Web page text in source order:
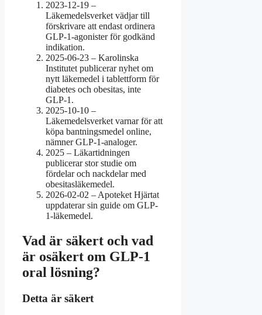
2023-12-19 –
Läkemedelsverket vädjar till
förskrivare att endast ordinera
GLP-1-agonister för godkänd
indikation.
2025-06-23 – Karolinska
Institutet publicerar nyhet om
nytt läkemedel i tablettform för
diabetes och obesitas, inte
GLP-1.
2025-10-10 –
Läkemedelsverket varnar för att
köpa bantningsmedel online,
nämner GLP-1-analoger.
2025 – Läkartidningen
publicerar stor studie om
fördelar och nackdelar med
obesitasläkemedel.
2026-02-02 – Apoteket Hjärtat
uppdaterar sin guide om GLP-
1-läkemedel.
Vad är säkert och vad
är osäkert om GLP-1
oral lösning?
Detta är säkert